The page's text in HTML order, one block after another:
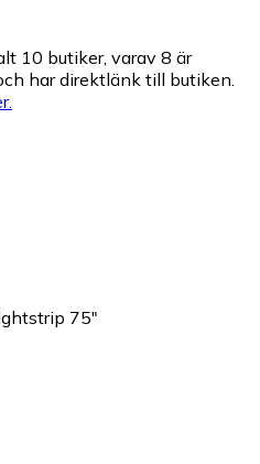
10 butiker, varav 8 är
har direktlänk till butiken.
75"